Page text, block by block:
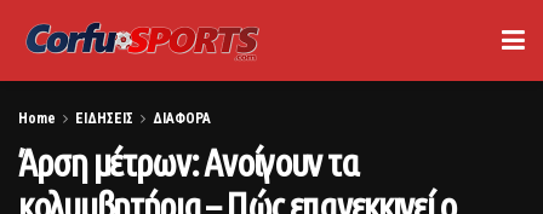
Home ΕΙΔΗΣΕΙΣ ΔΙΑΦΟΡΑ
Άρση μέτρων: Ανοίγουν τα